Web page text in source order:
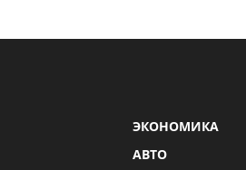
ЭКОНОМИКА
АВТО